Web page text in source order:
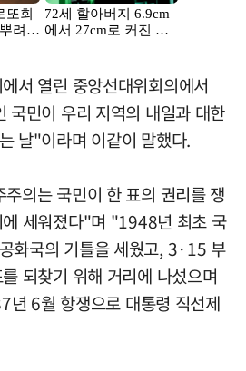
서 열린 중앙선대위회의에서
국민이 우리 지역의 내일과 대한
날"이라며 이같이 말했다.
의는 국민이 한 표의 권리를 쟁
세워졌다"며 "1948년 최초 국
화국의 기틀을 세웠고, 3·15 부
되찾기 위해 거리에 나섰으며
년 6월 항쟁으로 대통령 직선제